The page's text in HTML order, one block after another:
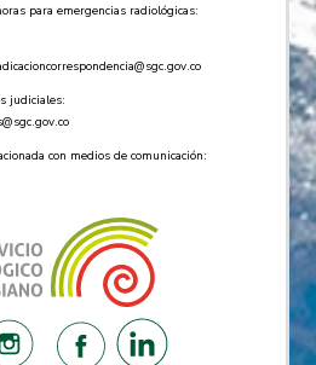
para emergencias radiológicas:
judiciales:
con medios de comunicación: